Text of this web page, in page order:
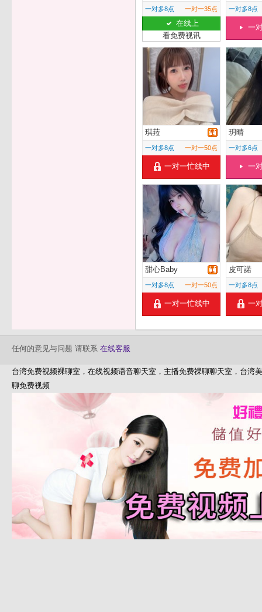
一对多8点 一对一35点
在线上
看免费视讯
一对多8点
一
琪菈
一对多8点 一对一50点
一对一忙线中
玥晴
一对多6点
一
甜心Baby
一对多8点 一对一50点
一对一忙线中
皮可諾
一对多8点
一
任何的意见与问题 请联系 在线客服
台湾免费视频裸聊室，在线视频语音聊天室，主播免费祼聊聊天室，台
聊免费视频